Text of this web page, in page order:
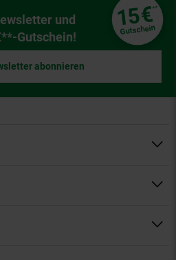
und
Gutschein!
15€**
Gutschein
abonnieren